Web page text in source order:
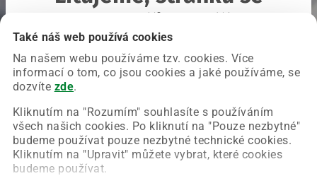
Také náš web používá cookies
Na našem webu používáme tzv. cookies. Více
informací o tom, co jsou cookies a jaké používáme, se
dozvíte zde.
Kliknutím na "Rozumím" souhlasíte s používáním
všech našich cookies. Po kliknutí na "Pouze nezbytné"
budeme používat pouze nezbytné technické cookies.
Kliknutím na "Upravit" můžete vybrat, které cookies
budeme používat.
Chyba nastala na naší straně a už ji opravujeme.
Zkuste prosím znovu načíst požadovanou stránku.
Obnovit stránku Úvodní strana